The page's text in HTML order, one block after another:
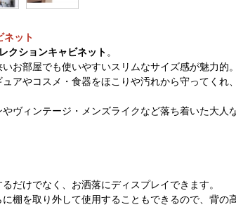
ネット
クションキャビネット 。
お部屋でも使いやすいスリムなサイズ感が魅力的。
アやコスメ・食器をほこりや汚れから守ってくれ
ヴィンテージ・メンズライクなど落ち着いた大人
だけでなく、お洒落にディスプレイできます。
棚を取り外して使用することもできるので、背の